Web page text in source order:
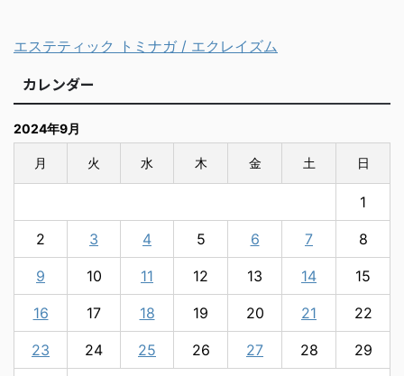
エステティック トミナガ / エクレイズム
カレンダー
2024年9月
月 火 水 木 金 土 日
1
2 3 4 5 6 7 8
9 10 11 12 13 14 15
16 17 18 19 20 21 22
23 24 25 26 27 28 29